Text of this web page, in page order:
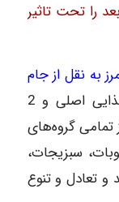
را تحت تاثیر
به نقل از جام
اصولا دانش‌آموزان به 3 وعده غذایی اصلی و 2
تمامی گروه‌های
سبزیجات،
تعادل و تنوع